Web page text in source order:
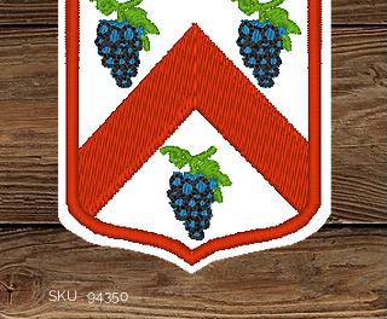
SKU : 94350